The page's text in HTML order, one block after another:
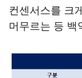
컨센서스를 크
머무르는 등 백